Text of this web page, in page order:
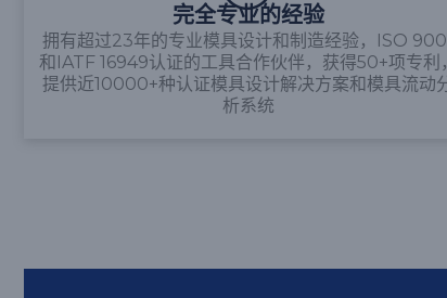
完全专业的经验
拥有超过23年的专业模具设计和制造经验，ISO
和IATF 16949认证的工具合作伙伴，获得50+项专利，
提供近10000+种认证模具设计解决方案和模具流动
析系统